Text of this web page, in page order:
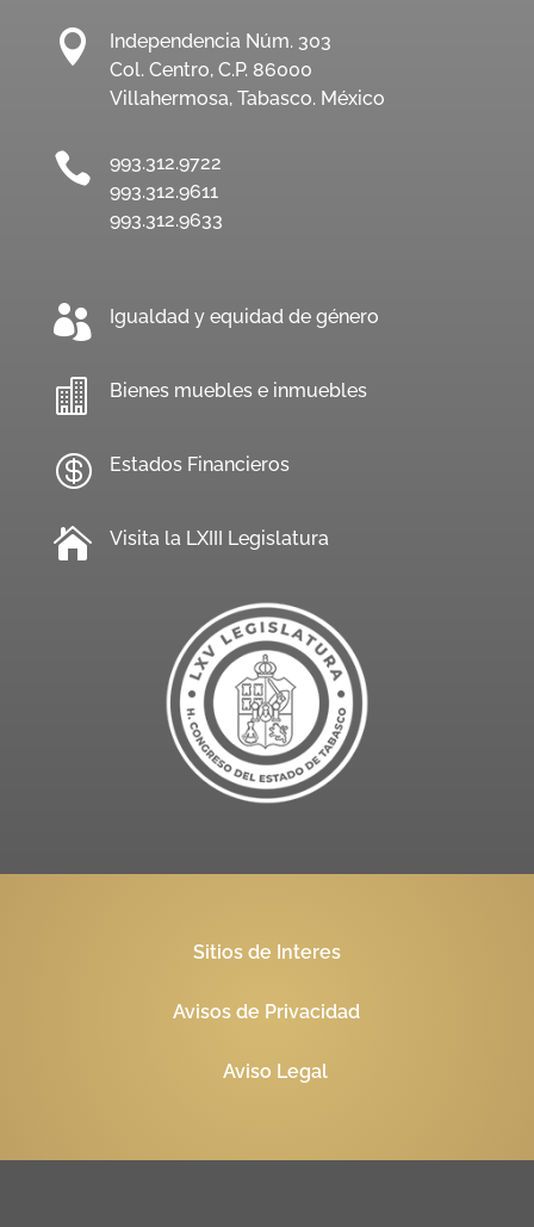

Independencia Núm. 303
Col. Centro, C.P. 86000
Villahermosa, Tabasco. México

993.312.9722
993.312.9611
993.312.9633
 Igualdad y equidad de género
 Bienes muebles e inmuebles
 Estados Financieros
 Visita la LXIII Legislatura
Sitios de Interes
Avisos de Privacidad
Aviso Legal